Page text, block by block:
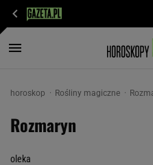
horoskop Rośliny magiczne
Rozmaryn
oleka